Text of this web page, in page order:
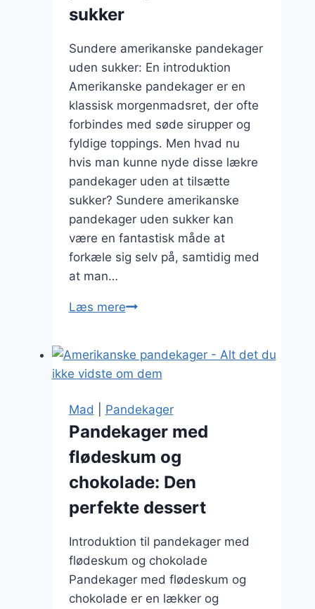
sukker
Sundere amerikanske pandekager
uden sukker: En introduktion
Amerikanske pandekager er en
klassisk morgenmadsret, der ofte
forbindes med søde sirupper og
fyldige toppings. Men hvad nu
hvis man kunne nyde disse lækre
pandekager uden at tilsætte
sukker? Sundere amerikanske
pandekager uden sukker kan
være en fantastisk måde at
forkæle sig selv på, samtidig med
at man…
Læs mereSundere
uden
sukker
Mad
Pandekager
Pandekager med
flødeskum og
chokolade: Den
perfekte dessert
Introduktion til pandekager med
flødeskum og chokolade
Pandekager med flødeskum og
chokolade er en lækker og